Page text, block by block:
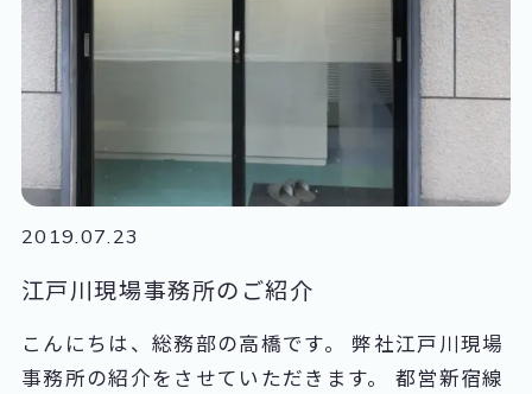
回目 11：00～12：00 2回目 13：00～14：00
3回目 15：00～16：00 ※9月から時間変更がご
ざいます。お間違いないようお気をつけくださ
い。 スマホ教室ご参加の際は人数に限りがありま
す。 ご予約が必要となりますので、0120-376-
360までご連絡下さい。 新規受講の方にスマート
フォン用のタッチペン付きボールペンをプレゼン
めにご参加下さい。 来月の教室のスケジュールで
す。スタッフ一同お待ちしております。
2019.07.23
江戸川現場事務所のご紹介
こんにちは、総務部の高橋です。 弊社江戸川現場
事務所の紹介をさせていただきます。 都営新宿線